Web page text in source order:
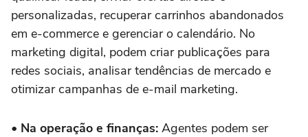
personalizadas, recuperar carrinhos abandonados
em e-commerce e gerenciar o calendário. No
marketing digital, podem criar publicações para
redes sociais, analisar tendências de mercado e
otimizar campanhas de e-mail marketing.
• Na operação e finanças: Agentes podem ser